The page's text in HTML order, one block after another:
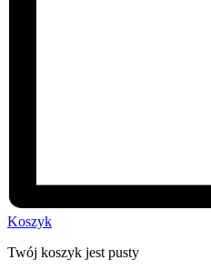
Koszyk
Twój koszyk jest pusty